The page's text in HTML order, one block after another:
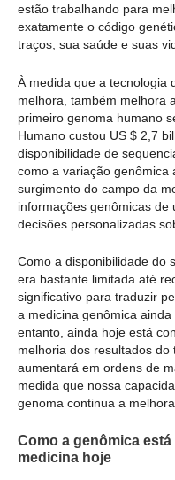
estão trabalhando para
exatamente o código
traços, sua saúde e suas
À medida que a tecnologia
melhora, também melhora
primeiro genoma humano
Humano custou US $ 2,7
disponibilidade de
como a variação genômica
surgimento do campo da
informações genômicas
decisões personalizadas
Como a disponibilidade do
era bastante limitada até
significativo para traduzir
a medicina genômica
entanto, ainda hoje está
melhoria dos resultados
aumentará em ordens de
medida que nossa
genoma continua a
Como a genômica
medicina hoje